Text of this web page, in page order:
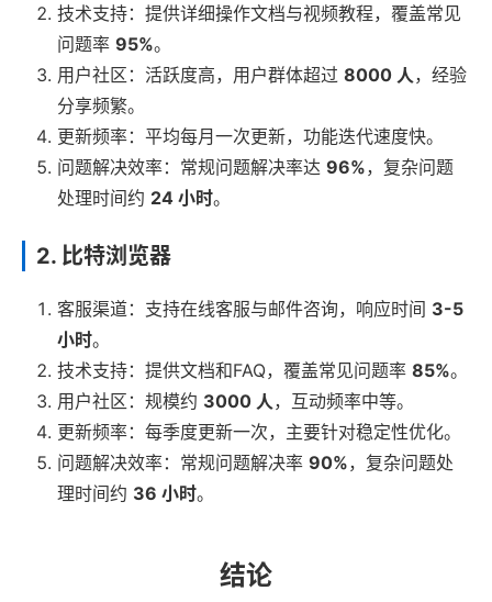
技术支持：提供详细操作文档与视频教程，覆盖常见
问题率 95%。
用户社区：活跃度高，用户群体超过 8000 人 ，经验
分享频繁。
更新频率：平均每月一次更新，功能迭代速度快。
问题解决效率：常规问题解决率达 96%，复杂问题
处理时间约 24 小时。
2. 比特浏览器
客服渠道：支持在线客服与邮件咨询，响应时间 3-5
小时。
技术支持：提供文档和FAQ，覆盖常见问题率 85%。
用户社区：规模约 3000 人 ，互动频率中等。
更新频率：每季度更新一次，主要针对稳定性优化。
问题解决效率：常规问题解决率 90%，复杂问题处
理时间约 36 小时。
结论